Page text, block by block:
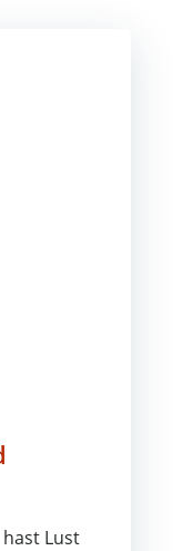
hast Lust